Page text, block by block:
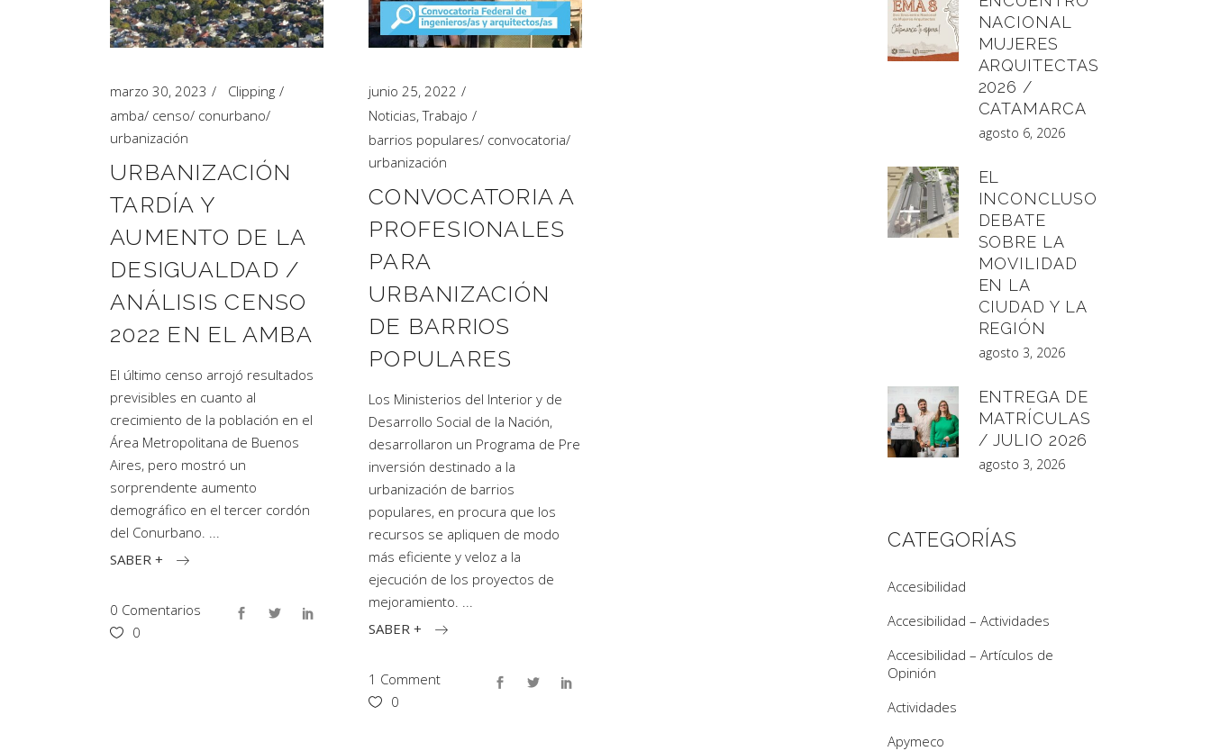
Artículos de Opinión
Actividades
marzo 30, 2023
Clipping
amba/ censo/ conurbano/
urbanización
URBANIZACIÓN
TARDÍA Y
AUMENTO DE LA
DESIGUALDAD /
ANÁLISIS CENSO
2022 EN EL AMBA
El último censo arrojó resultados
previsibles en cuanto al
crecimiento de la población en el
Área Metropolitana de Buenos
Aires, pero mostró un
sorprendente aumento
demográfico en el tercer cordón
del Conurbano.
SABER +
0 Comentarios
0
junio 25, 2022
Noticias,Trabajo
barrios populares/ convocatoria/
urbanización
CONVOCATORIA A
PROFESIONALES
PARA
URBANIZACIÓN
DE BARRIOS
POPULARES
Los Ministerios del Interior y de
Desarrollo Social de la Nación,
desarrollaron un Programa de Pre
inversión destinado a la
urbanización de barrios
populares, en procura que los
recursos se apliquen de modo
más eficiente y veloz a la
ejecución de los proyectos de
mejoramiento.
SABER +
1 Comment
0
NACIONAL
MUJERES
ARQUITECTAS
2026 /
CATAMARCA
agosto 6, 2026
EL
INCONCLUSO
DEBATE
SOBRE LA
MOVILIDAD
EN LA
CIUDAD Y LA
REGIÓN
agosto 3, 2026
ENTREGA DE
MATRÍCULAS
/ JULIO 2026
agosto 3, 2026
CATEGORÍAS
Accesibilidad
Accesibilidad – Actividades
Accesibilidad – Artículos de
Opinión
Actividades
Apymeco